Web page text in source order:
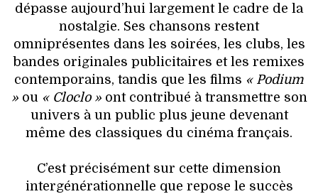
dépasse aujourd’hui largement le cadre de la
nostalgie. Ses chansons restent
omniprésentes dans les soirées, les clubs, les
bandes originales publicitaires et les remixes
contemporains, tandis que les films « Podium
»ou « Cloclo »ont contribué à transmettre son
univers à un public plus jeune devenant
même des classiques du cinéma français.
C’est précisément sur cette dimension
intergénérationnelle que repose le succès